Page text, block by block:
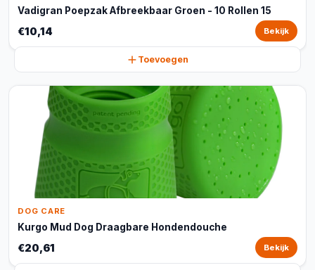
Vadigran Poepzak Afbreekbaar Groen - 10 Rollen 15
€10,14 Bekijk
Toevoegen
DOG CARE
Kurgo Mud Dog Draagbare Hondendouche
€20,61 Bekijk